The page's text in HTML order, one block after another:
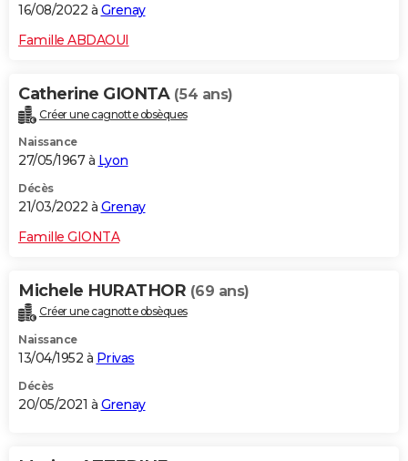
16/08/2022 à Grenay
Famille ABDAOUI
Catherine GIONTA (54 ans)
Créer une cagnotte obsèques
Naissance
27/05/1967 à Lyon
Décès
21/03/2022 à Grenay
Famille GIONTA
Michele HURATHOR (69 ans)
Créer une cagnotte obsèques
Naissance
13/04/1952 à Privas
Décès
20/05/2021 à Grenay